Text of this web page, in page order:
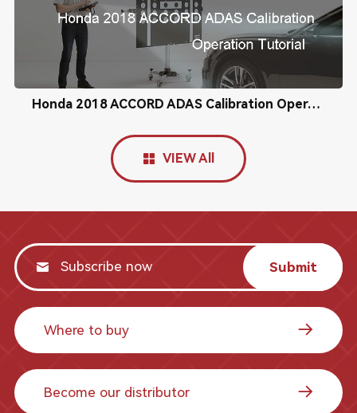
Honda 2018 ACCORD ADAS Calibration Operation Tutorial
VIEW All
Submit
Where to buy
Become our distributor